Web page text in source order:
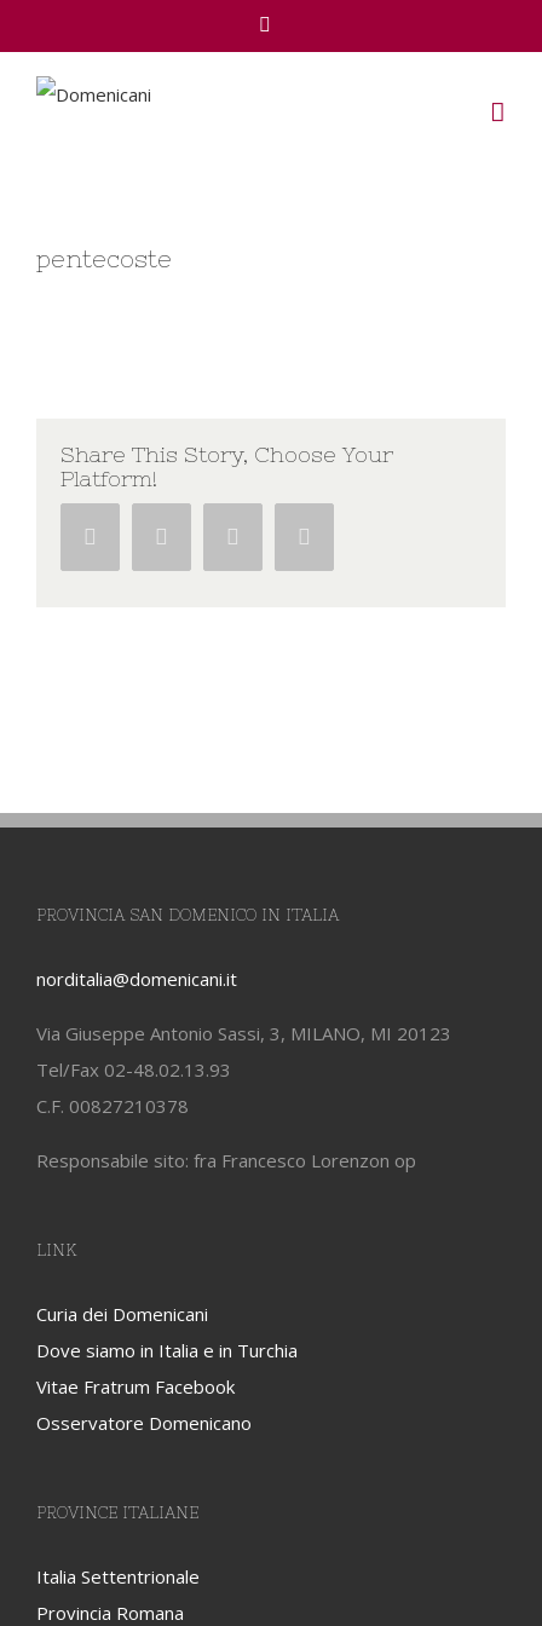
pentecoste
Share This Story, Choose Your
Platform!
Facebook Twitter Google+
PROVINCIA SAN DOMENICO IN ITALIA
norditalia@domenicani.it
Via Giuseppe Antonio Sassi, 3, MILANO, MI 20123
Tel/Fax 02-48.02.13.93
C.F. 00827210378
Responsabile sito: fra Francesco Lorenzon op
LINK
Curia dei Domenicani
Dove siamo in Italia e in Turchia
Vitae Fratrum Facebook
Osservatore Domenicano
PROVINCE ITALIANE
Italia Settentrionale
Provincia Romana